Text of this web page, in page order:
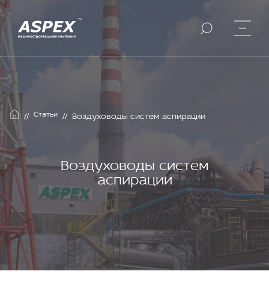
// Статьи // Воздуховоды систем аспирации
Воздуховоды систем
аспирации